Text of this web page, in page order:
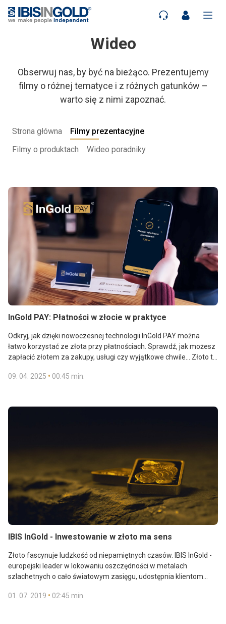
Wideo
Obserwuj nas, by być na bieżąco. Prezentujemy
filmy o różnej tematyce i z różnych gatunków –
warto się z nimi zapoznać.
Strona główna
Filmy prezentacyjne
Filmy o produktach
Wideo poradniky
InGold PAY: Płatności w złocie w praktyce
Odkryj, jak dzięki nowoczesnej technologii InGold PAY można
łatwo korzystać ze złota przy płatnościach. Sprawdź, jak możesz
zapłacić złotem za zakupy, usługi czy wyjątkowe chwile... Złoto to
09. 04. 2025 • 00:45 min.
IBIS InGold - Inwestowanie w złoto ma sens
Złoto fascynuje ludzkość od niepamiętnych czasów. IBIS InGold -
europejski leader w lokowaniu oszczędności w metalach
szlachetnych o cało światowym zasięgu, udostępnia klientom
oszczędności w złocie już od kwoty 15 PLN co czyni go dostępnym
01. 07. 2019 • 02:45 min.